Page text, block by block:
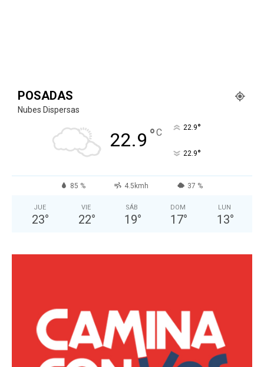
POSADAS
Nubes Dispersas
22.9 °C 22.9°
22.9°
85 % 4.5kmh 37 %
JUE
23°
VIE
22°
SÁB
19°
DOM
17°
LUN
13°